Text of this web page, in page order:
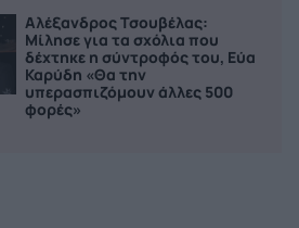
Αλέξανδρος Τσουβέλας:
Μίλησε για τα σχόλια που
δέχτηκε η σύντροφός του, Εύα
Καρύδη «Θα την
υπερασπιζόμουν άλλες 500
φορές»